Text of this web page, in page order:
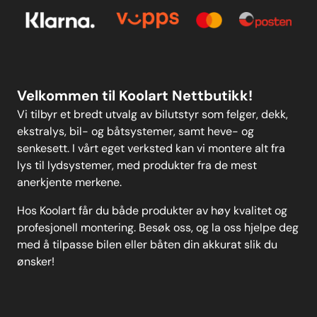
Personvern
Velkommen til Koolart Nettbutikk!
Vi tilbyr et bredt utvalg av bilutstyr som felger, dekk,
ekstralys, bil- og båtsystemer, samt heve- og
senkesett. I vårt eget verksted kan vi montere alt fra
lys til lydsystemer, med produkter fra de mest
anerkjente merkene.
Hos Koolart får du både produkter av høy kvalitet og
profesjonell montering. Besøk oss, og la oss hjelpe deg
med å tilpasse bilen eller båten din akkurat slik du
ønsker!